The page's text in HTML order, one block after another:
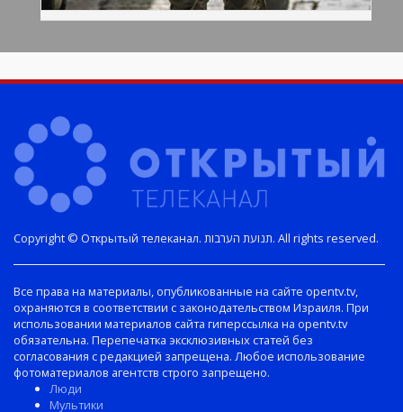
Copyright © Открытый телеканал. תנועת הערבות. All rights reserved.
Все права на материалы, опубликованные на сайте opentv.tv,
охраняются в соответствии с законодательством Израиля. При
использовании материалов сайта гиперссылка на opentv.tv
обязательна. Перепечатка эксклюзивных статей без
согласования с редакцией запрещена. Любое использование
фотоматериалов агентств строго запрещено.
Люди
Мультики